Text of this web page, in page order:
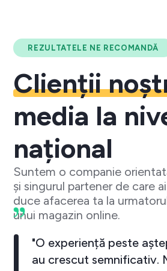
REZULTATELE NE RECOMANDĂ
Clienții
media la
național
Suntem o companie
și singurul partener de care
duce afacerea ta la
unui magazin online.
"O experiență peste
au crescut semnificativ.